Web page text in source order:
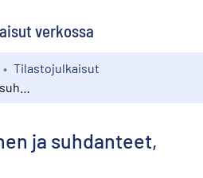
verkossa
Tilastojulkaisut
ja suhdanteet,